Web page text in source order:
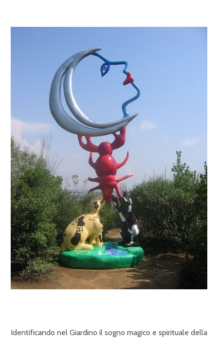
Identificando nel Giardino il sogno magico e spirituale della